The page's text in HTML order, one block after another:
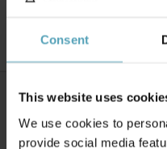
Consent
This website uses
We use cookies to
provide social media
Över 10